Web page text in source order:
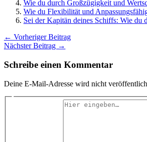
Wie du durch Großzügigkeit und
Wie du Flexibilität und
Sei der Kapitän deines Schiffs: Wie du
← Vorheriger Beitrag
Nächster Beitrag →
Schreibe einen Kommentar
Deine E-Mail-Adresse wird nicht